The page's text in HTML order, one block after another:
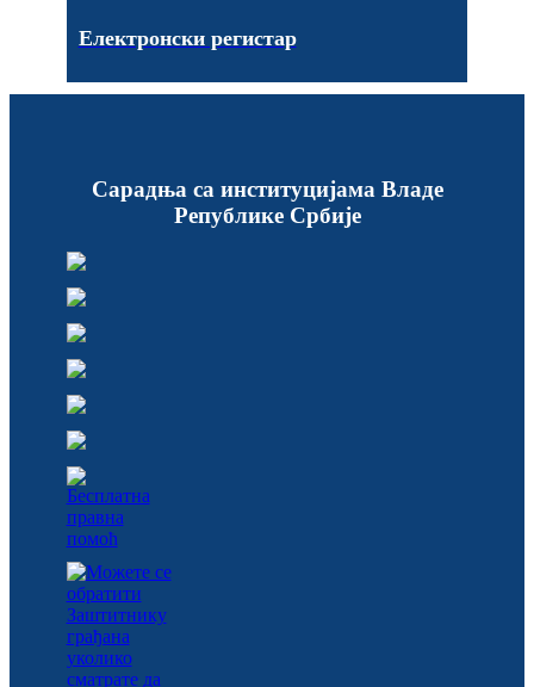
Електронски регистар
Сарадња са институцијама Владе
Републике Србије